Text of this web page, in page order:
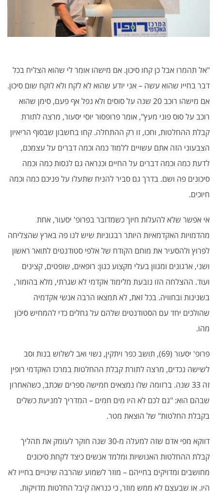
"אל תהמרו אבל כן קחו סיכון. אם מישהו אומר לי שהוא הצליח בכל
דבר בחייו שהוא עשה – אני יודע שהוא לא לקח ולא לוקח שום סיכון.
אם מישהו רוכב 20 שנה על סוסים ולא נפל אף פעם, סימן שהוא
רוכב על סוס פוני מעץ", אומר פרופסור יוסי יסעור, מרצה לתורת
קבלת ההחלטות, וחכו, זו רק ההתחלה. קחו בחשבון שבסוף הריאיון
הצבעוני הזה אתם עשויים ללמוד כמה וכמה דברים על עצמכם,
לדעת כמה וכמה דברים על החיים וכנראה גם לנסות כמה וכמה
סיכונים פה ושם. בדרך גם סביר להניח שתעלו על פניכם כמה וכמה
חיוכים.
אי אפשר שלא להעלות חיוך כשמדובר בפרופ' יסעור, אחת
מהדמויות האקדמאיות היותר רבגוניות שיש לנו פה בארץ שהצליחה
לפרוץ ולהסעיר את מוחם הקודח של אלפי סטודנטים לתואר ראשון
ושני, ארגונים ומגוון בעלי מקצוע כגון: רופאים, שופטים, קצינים
ועוד. ההצלחה הזו נובעת מלימוד אקדמי לא שגרתי, מלא בהומור,
בשנינות ובחוויה. בכל זאת, לא תמצאו הרבה אנשי אקדמיה
שהולכים יחד עם הסטודנטים שלהם על גחלים כדי להמחיש סיכון
מהו.
פרופ' יסעור (69), תושב כפר ויתקין, נשוי ואב לשלוש בנות וסב
לשישה נכדים, מרצה לתורת קבלת ההחלטות במרכז האקדמי רופין
זה 33 שנה. ברזומה שלו נמצאים חמישה ספרים שכתב, כשהאחרון
שבהם הוא: "גם לכם לא היו מים חמים – המדריך למניעת כשלים
בקבלת החלטות" של הוצאת מטר.
דווקא מפי אדם שזה למעלה מ-30 שנה חוקר לעומק את תהליך
קבלת ההחלטות האנושיות ומלמד אנשים כיצד לקחת סיכונים
מחושבים ומדויקים בחייהם – מוזר לשמוע שהרבה שינויים בחייו לא
היו. או שבעצם לא ממש מוזר, כי כנראה קיבל החלטות מדויקות.